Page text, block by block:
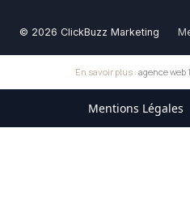
© 2026 ClickBuzz Marketing
En savoir plus : agence web
Mentions Légales